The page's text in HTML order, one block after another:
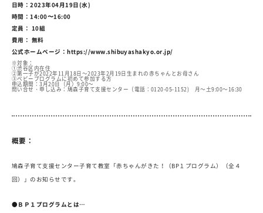
日時：2023年04月19日(水)
時間：14:00〜16:00
定員： 10組
費用： 無料
公式ホームページ：https://www.shibuyashakyo.or.jp/
※対象：
①渋谷区内在住
②第一子が2022年11月18日～2023年2月19日生まれの赤ちゃんとお母さん
③ベビープログラムに初めて参加する方
申込期間：3月20日（月）9:00～
問い合せ・申し込み：鳩森子育て支援センター（電話：0120-05-1152) 月～土9:00～16:30
概要：
鳩森子育て支援センター子育て教室「赤ちゃんがきた！（BP１プログラム）（全４
回）」のお知らせです。
● ＢＰ１プログラムとは…